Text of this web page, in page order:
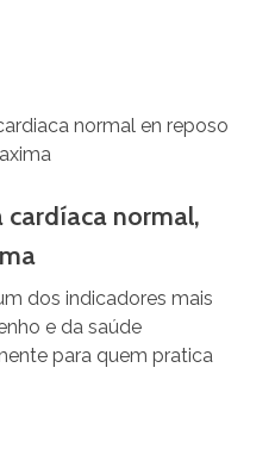
cardíaca normal,
dos indicadores mais
e da saúde
para quem pratica